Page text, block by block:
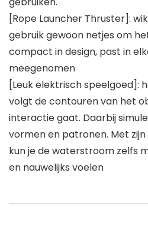
[Rope Launcher Thruster]:
gebruik gewoon netjes om
compact in design, past in
meegenomen
[Leuk elektrisch speelgoed]:
volgt de contouren van het
interactie gaat. Daarbij
vormen en patronen. Met
kun je de waterstroom zelfs
en nauwelijks voelen